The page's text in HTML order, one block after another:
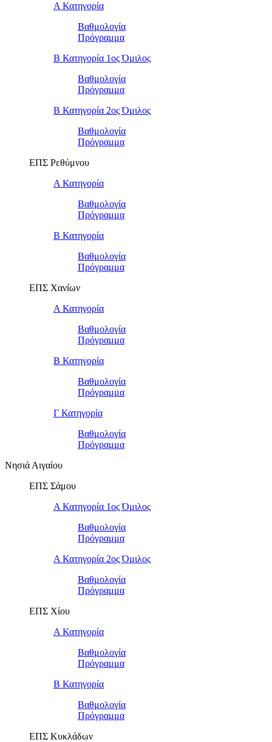
Α Κατηγορία
Βαθμολογία
Πρόγραμμα
Β Κατηγορία 1ος Όμιλος
Βαθμολογία
Πρόγραμμα
Β Κατηγορία 2ος Όμιλος
Βαθμολογία
Πρόγραμμα
ΕΠΣ Ρεθύμνου
Α Κατηγορία
Βαθμολογία
Πρόγραμμα
Β Κατηγορία
Βαθμολογία
Πρόγραμμα
ΕΠΣ Χανίων
Α Κατηγορία
Βαθμολογία
Πρόγραμμα
Β Κατηγορία
Βαθμολογία
Πρόγραμμα
Γ Κατηγορία
Βαθμολογία
Πρόγραμμα
Νησιά Αιγαίου
ΕΠΣ Σάμου
Α Κατηγορία 1ος Όμιλος
Βαθμολογία
Πρόγραμμα
Α Κατηγορία 2ος Όμιλος
Βαθμολογία
Πρόγραμμα
ΕΠΣ Χίου
Α Κατηγορία
Βαθμολογία
Πρόγραμμα
Β Κατηγορία
Βαθμολογία
Πρόγραμμα
ΕΠΣ Κυκλάδων